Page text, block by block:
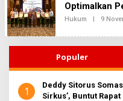
Optimalkan
Hukum | 9
Populer
1
Deddy Sitorus
Sirkus’, Buntut